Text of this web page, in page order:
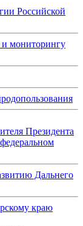
Российской
и мониторингу
Президента
Дальнего
краю